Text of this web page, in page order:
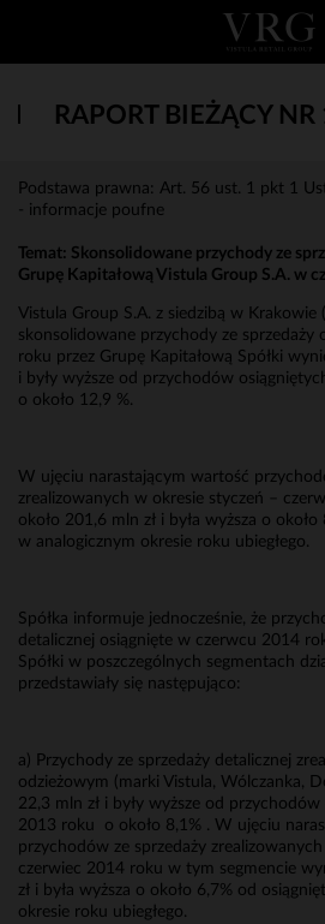
RAPORT BIEŻĄCY
Podstawa prawna: Art. 56 ust. 1 pkt 1
- informacje poufne
Temat: Skonsolidowane przychody ze
Grupę Kapitałową Vistula Group S.A. w
Vistula Group S.A. z siedzibą w Krakowie
skonsolidowane przychody ze sprzedaży
roku przez Grupę Kapitałową Spółki
i były wyższe od przychodów
o około 12,9 %.
W ujęciu narastającym wartość
zrealizowanych w okresie styczeń –
około 201,6 mln zł i była wyższa o
w analogicznym okresie roku ubiegłego.
Spółka informuje jednocześnie, że
detalicznej osiągnięte w czerwcu 2014
Spółki w poszczególnych segmentach
przedstawiały się następująco:
a) Przychody ze sprzedaży detalicznej
odzieżowym (marki Vistula, Wólczanka,
22,3 mln zł i były wyższe od
2013 roku o około 8,1% . W ujęciu
przychodów ze sprzedaży zrealizowanych
czerwiec 2014 roku w tym segmencie
zł i była wyższa o około 6,7% od
okresie roku ubiegłego.